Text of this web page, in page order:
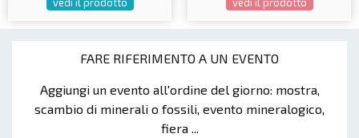
FARE RIFERIMENTO A UN EVENTO
Aggiungi un evento all'ordine del giorno: mostra,
scambio di minerali o fossili, evento mineralogico,
fiera ...